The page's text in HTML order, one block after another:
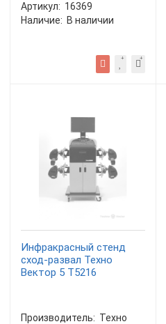
Артикул: 16369
Наличие: В наличии
Инфракрасный стенд
сход-развал Техно
Вектор 5 T5216
Производитель: Техно